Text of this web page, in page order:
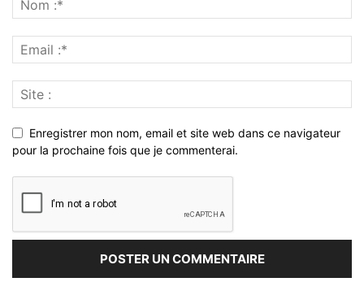
Enregistrer mon nom, email et site web dans ce navigateur
pour la prochaine fois que je commenterai.